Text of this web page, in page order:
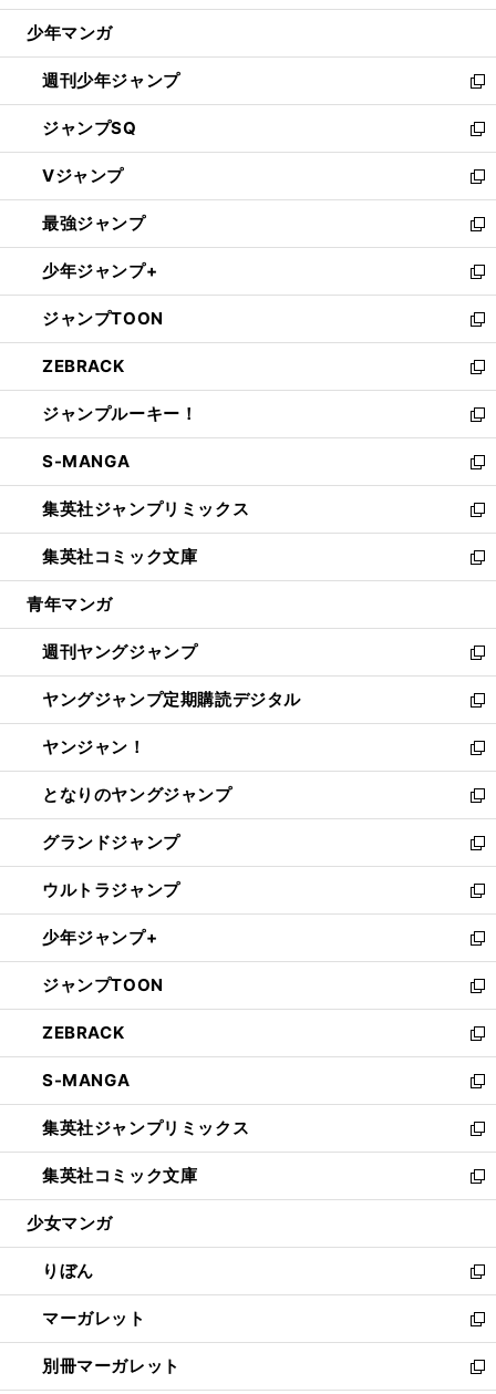
ウ
開
く
少年マンガ
週刊少年ジャンプ
新
し
い
ウ
ィ
ン
ド
ウ
で
開
く
ジャンプSQ
新
し
い
ウ
ィ
ン
ド
ウ
で
開
く
Vジャンプ
新
し
い
ウ
ィ
ン
ド
ウ
で
開
く
最強ジャンプ
新
し
い
ウ
ィ
ン
ド
ウ
で
開
く
少年ジャンプ+
新
し
い
ウ
ィ
ン
ド
ウ
で
開
く
ジャンプTOON
新
し
い
ウ
ィ
ン
ド
ウ
で
開
く
ZEBRACK
新
し
い
ウ
ィ
ン
ド
ウ
で
開
ジャンプルーキー！
新
し
い
ウ
ィ
ン
ド
ウ
開
く
S-MANGA
新
し
い
ウ
ィ
ン
ウ
で
開
く
集英社ジャンプリミックス
新
し
い
ウ
ン
ド
ウ
で
開
く
集英社コミック文庫
新
し
ウ
ィ
ン
ド
ウ
で
開
く
青年マンガ
週刊ヤングジャンプ
新
し
い
ウ
ィ
ン
ド
ウ
で
開
く
ヤングジャンプ定期購読デジタル
新
し
い
ウ
ィ
ン
ド
ウ
で
開
く
ヤンジャン！
新
し
い
ウ
ィ
ン
ド
ウ
で
開
く
となりのヤングジャンプ
新
し
い
ウ
ィ
ン
ド
ウ
で
開
く
グランドジャンプ
新
し
い
ウ
ィ
ン
ド
ウ
で
開
く
ウルトラジャンプ
新
し
い
ウ
ィ
ン
ド
ウ
で
開
く
少年ジャンプ+
新
し
い
ウ
ィ
ン
ド
ウ
で
開
く
ジャンプTOON
新
し
い
ウ
ィ
ン
ド
ウ
で
開
ZEBRACK
新
し
い
ウ
ィ
ン
ド
ウ
開
く
S-MANGA
新
し
い
ウ
ィ
ン
ウ
で
開
く
集英社ジャンプリミックス
新
し
い
ウ
ン
ド
ウ
で
開
く
集英社コミック文庫
新
し
ウ
ィ
ン
ド
ウ
で
開
少女マンガ
りぼん
新
し
い
ウ
ィ
マーガレット
新
し
い
別冊マーガレット
新